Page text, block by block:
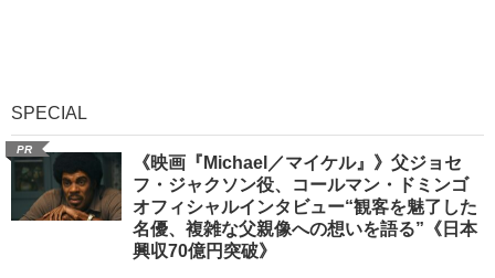
SPECIAL
PR
《映画『Michael／マイケル』》父ジョセ
フ・ジャクソン役、コールマン・ドミンゴ
オフィシャルインタビュー“観客を魅了した
名優、複雑な父親像への想いを語る”《日本
興収70億円突破》